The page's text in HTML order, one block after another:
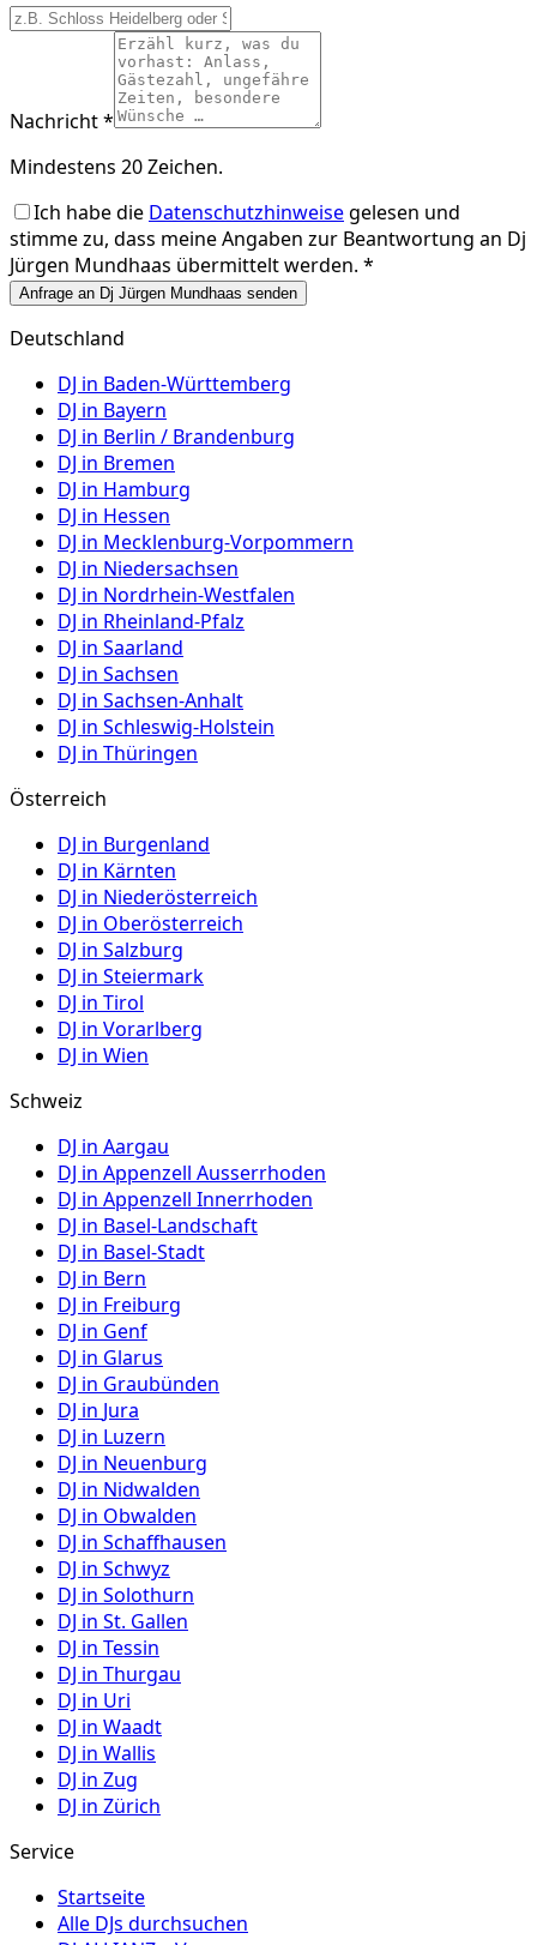
Nachricht *
Mindestens 20 Zeichen.
Ich habe die Datenschutzhinweisegelesen und
stimme zu, dass meine Angaben zur Beantwortung an Dj
Jürgen Mundhaas übermittelt werden. *
Anfrage an Dj Jürgen Mundhaas senden
Deutschland
DJ in Baden-Württemberg
DJ in Bayern
DJ in Berlin / Brandenburg
DJ in Bremen
DJ in Hamburg
DJ in Hessen
DJ in Mecklenburg-Vorpommern
DJ in Niedersachsen
DJ in Nordrhein-Westfalen
DJ in Rheinland-Pfalz
DJ in Saarland
DJ in Sachsen
DJ in Sachsen-Anhalt
DJ in Schleswig-Holstein
DJ in Thüringen
Österreich
DJ in Burgenland
DJ in Kärnten
DJ in Niederösterreich
DJ in Oberösterreich
DJ in Salzburg
DJ in Steiermark
DJ in Tirol
DJ in Vorarlberg
DJ in Wien
Schweiz
DJ in Aargau
DJ in Appenzell Ausserrhoden
DJ in Appenzell Innerrhoden
DJ in Basel-Landschaft
DJ in Basel-Stadt
DJ in Bern
DJ in Freiburg
DJ in Genf
DJ in Glarus
DJ in Graubünden
DJ in Jura
DJ in Luzern
DJ in Neuenburg
DJ in Nidwalden
DJ in Obwalden
DJ in Schaffhausen
DJ in Schwyz
DJ in Solothurn
DJ in St. Gallen
DJ in Tessin
DJ in Thurgau
DJ in Uri
DJ in Waadt
DJ in Wallis
DJ in Zug
DJ in Zürich
Service
Startseite
Alle DJs durchsuchen